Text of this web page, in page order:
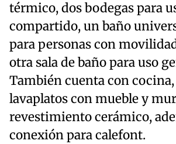
térmico, dos bodegas para
compartido, un baño
para personas con
otra sala de baño para uso
También cuenta con
lavaplatos con mueble y
revestimiento cerámico,
conexión para calefont.